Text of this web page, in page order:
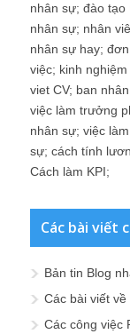
nhân sự; đào tạo
nhân sự; nhân
nhân sự hay;
việc; kinh
viet CV; ban
việc làm trưởng
nhân sự; việc
sự; cách tính
Cách làm KPI;
Các bài viết
Bản tin Blog
Các bài viết
Các công việc